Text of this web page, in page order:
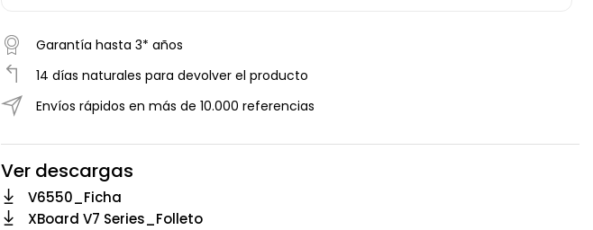
Garantía hasta 3* años
14 días naturales para devolver el producto
Envíos rápidos en más de 10.000 referencias
Ver descargas
V6550_Ficha
XBoard V7 Series_Folleto